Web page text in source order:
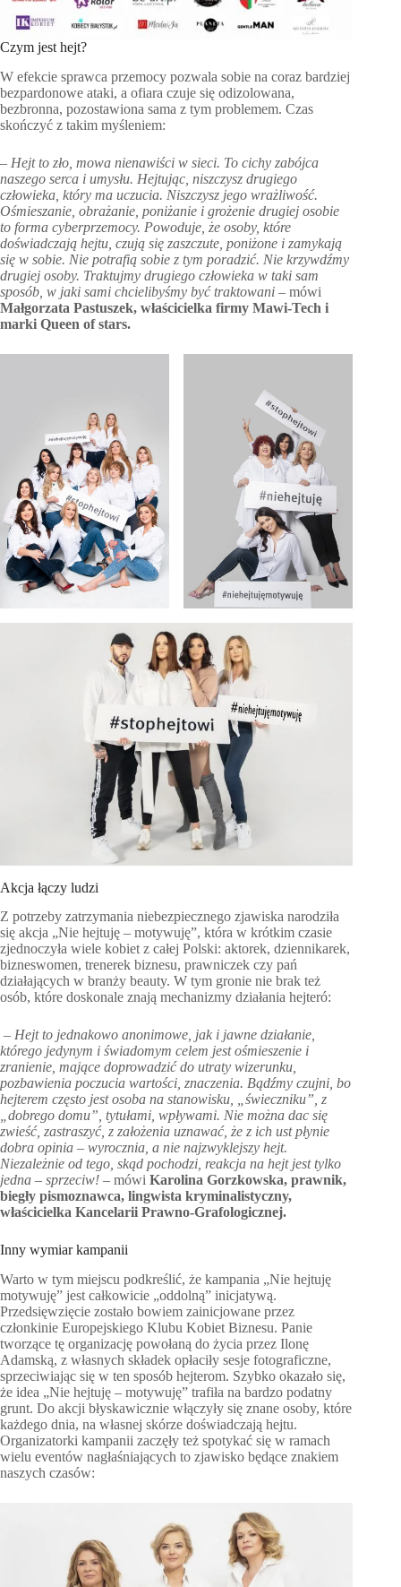
Czym jest hejt?
W efekcie sprawca przemocy pozwala sobie na coraz bardziej
bezpardonowe ataki, a ofiara czuje się odizolowana,
bezbronna, pozostawiona sama z tym problemem. Czas
skończyć z takim myśleniem:
– Hejt to zło, mowa nienawiści w sieci. To cichy zabójca
naszego serca i umysłu. Hejtując, niszczysz drugiego
człowieka, który ma uczucia. Niszczysz jego wrażliwość.
Ośmieszanie, obrażanie, poniżanie i grożenie drugiej osobie
to forma cyberprzemocy. Powoduje, że osoby, które
doświadczają hejtu, czują się zaszczute, poniżone i zamykają
się w sobie. Nie potrafią sobie z tym poradzić. Nie krzywdźmy
drugiej osoby. Traktujmy drugiego człowieka w taki sam
sposób, w jaki sami chcielibyśmy być traktowani – mówi
Małgorzata Pastuszek, właścicielka firmy Mawi-Tech i
marki Queen of stars.
Akcja łączy ludzi
Z potrzeby zatrzymania niebezpiecznego zjawiska narodziła
się akcja „Nie hejtuję – motywuję”, która w krótkim czasie
zjednoczyła wiele kobiet z całej Polski: aktorek, dziennikarek,
bizneswomen, trenerek biznesu, prawniczek czy pań
działających w branży beauty. W tym gronie nie brak też
osób, które doskonale znają mechanizmy działania hejteró:
– Hejt to jednakowo anonimowe, jak i jawne działanie,
którego jedynym i świadomym celem jest ośmieszenie i
zranienie, mające doprowadzić do utraty wizerunku,
pozbawienia poczucia wartości, znaczenia. Bądźmy czujni, bo
hejterem często jest osoba na stanowisku, „świeczniku”, z
„dobrego domu”, tytułami, wpływami. Nie można dac się
zwieść, zastraszyć, z założenia uznawać, że z ich ust płynie
dobra opinia – wyrocznia, a nie najzwyklejszy hejt.
Niezależnie od tego, skąd pochodzi, reakcja na hejt jest tylko
jedna – sprzeciw! – mówi Karolina Gorzkowska, prawnik,
biegły pismoznawca, lingwista kryminalistyczny,
właścicielka Kancelarii Prawno-Grafologicznej.
Inny wymiar kampanii
Warto w tym miejscu podkreślić, że kampania „Nie hejtuję
motywuję” jest całkowicie „oddolną” inicjatywą.
Przedsięwzięcie zostało bowiem zainicjowane przez
członkinie Europejskiego Klubu Kobiet Biznesu. Panie
tworzące tę organizację powołaną do życia przez Ilonę
Adamską, z własnych składek opłaciły sesje fotograficzne,
sprzeciwiając się w ten sposób hejterom. Szybko okazało się,
że idea „Nie hejtuję – motywuję” trafiła na bardzo podatny
grunt. Do akcji błyskawicznie włączyły się znane osoby, które
każdego dnia, na własnej skórze doświadczają hejtu.
Organizatorki kampanii zaczęły też spotykać się w ramach
wielu eventów nagłaśniających to zjawisko będące znakiem
naszych czasów: